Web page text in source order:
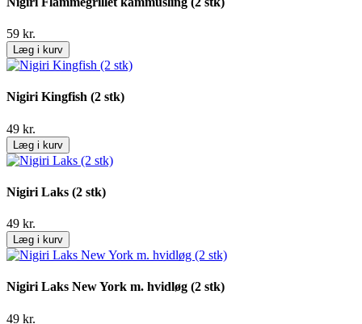
59 kr.
Læg i kurv
Nigiri Kingfish (2 stk)
49 kr.
Læg i kurv
Nigiri Laks (2 stk)
49 kr.
Læg i kurv
Nigiri Laks New York m. hvidløg (2 stk)
49 kr.